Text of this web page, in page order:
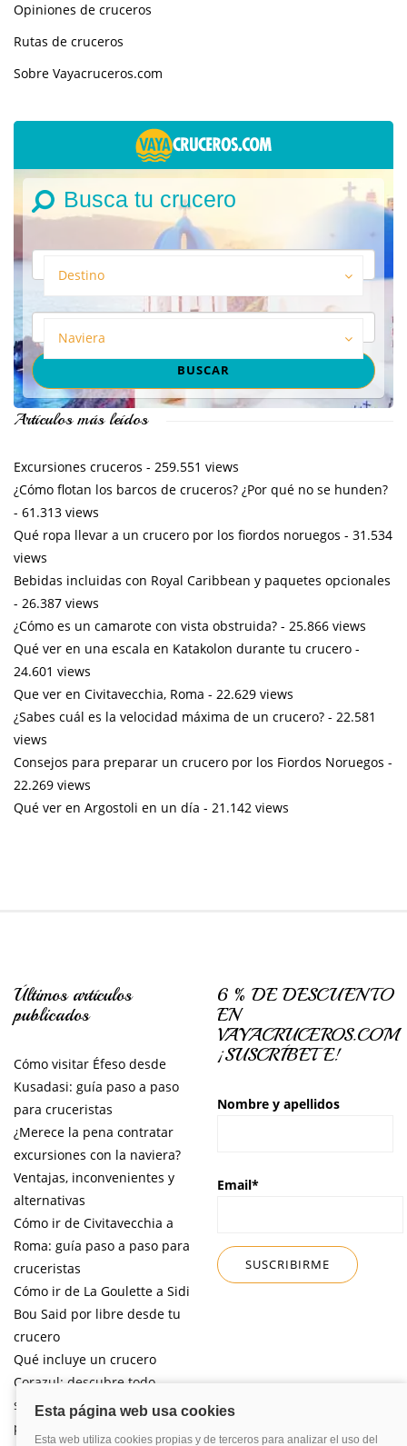
Opiniones de cruceros
Rutas de cruceros
Sobre Vayacruceros.com
Busca tu crucero
Destino
Naviera
Artículos más leídos
Excursiones cruceros - 259.551 views
¿Cómo flotan los barcos de cruceros? ¿Por qué no se hunden?
- 61.313 views
Qué ropa llevar a un crucero por los fiordos noruegos - 31.534
views
Bebidas incluidas con Royal Caribbean y paquetes opcionales
- 26.387 views
¿Cómo es un camarote con vista obstruida? - 25.866 views
Qué ver en una escala en Katakolon durante tu crucero -
24.601 views
Que ver en Civitavecchia, Roma - 22.629 views
¿Sabes cuál es la velocidad máxima de un crucero? - 22.581
views
Consejos para preparar un crucero por los Fiordos Noruegos -
22.269 views
Qué ver en Argostoli en un día - 21.142 views
Últimos artículos
publicados
Cómo visitar Éfeso desde
Kusadasi: guía paso a paso
para cruceristas
¿Merece la pena contratar
excursiones con la naviera?
Ventajas, inconvenientes y
alternativas
Cómo ir de Civitavecchia a
Roma: guía paso a paso para
cruceristas
Cómo ir de La Goulette a Sidi
Bou Said por libre desde tu
crucero
Qué incluye un crucero
Corazul: descubre todo
sobre esta naviera pensada
para el público español
6 % DE DESCUENTO
EN
VAYACRUCEROS.COM
¡SUSCRÍBETE!
Nombre y apellidos
Email*